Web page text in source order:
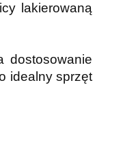
lakierowaną
dostosowanie
idealny sprzęt